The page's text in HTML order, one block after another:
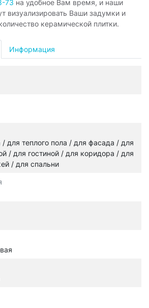
73 на удобное Вам время, и наши
визуализировать Ваши задумки и
керамической плитки.
Информация
для теплого пола / для фасада / для
/ для гостиной / для коридора / для
/ для спальни